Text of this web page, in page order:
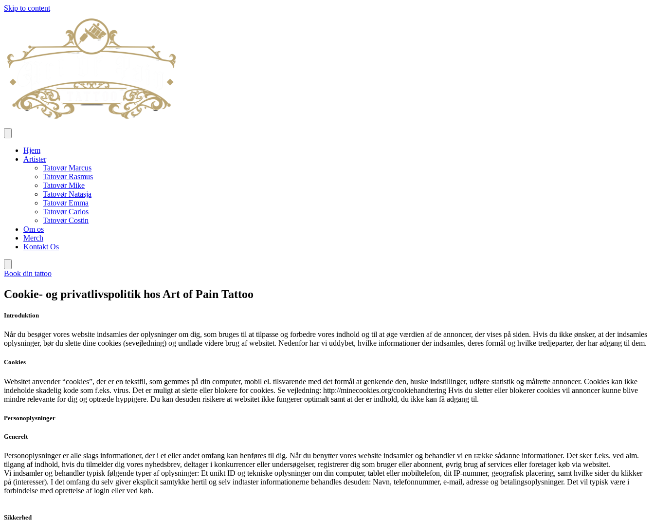
Skip to content
Hjem
Artister
Tatovør Marcus
Tatovør Rasmus
Tatovør Mike
Tatovør Natasja
Tatovør Emma
Tatovør Carlos
Tatovør Costin
Om os
Merch
Kontakt Os
Book din tattoo
Cookie- og privatlivspolitik hos Art of Pain Tattoo
Introduktion
Når du besøger vores website indsamles der oplysninger om dig, som bruges til at tilpasse og forbedre vores indhold og til at øge værdien af de annoncer, der vises på siden. Hvis du ikke ønsker, at der indsamles
oplysninger, bør du slette dine cookies (sevejledning) og undlade videre brug af websitet. Nedenfor har vi uddybet, hvilke informationer der indsamles, deres formål og hvilke tredjeparter, der har adgang til dem.
Cookies
Websitet anvender “cookies”, der er en tekstfil, som gemmes på din computer, mobil el. tilsvarende med det formål at genkende den, huske indstillinger, udføre statistik og målrette annoncer. Cookies kan ikke
indeholde skadelig kode som f.eks. virus. Det er muligt at slette eller blokere for cookies. Se vejledning: http://minecookies.org/cookiehandtering Hvis du sletter eller blokerer cookies vil annoncer kunne blive
mindre relevante for dig og optræde hyppigere. Du kan desuden risikere at websitet ikke fungerer optimalt samt at der er indhold, du ikke kan få adgang til.
Personoplysninger
Generelt
Personoplysninger er alle slags informationer, der i et eller andet omfang kan henføres til dig. Når du benytter vores website indsamler og behandler vi en række sådanne informationer. Det sker f.eks. ved alm.
tilgang af indhold, hvis du tilmelder dig vores nyhedsbrev, deltager i konkurrencer eller undersøgelser, registrerer dig som bruger eller abonnent, øvrig brug af services eller foretager køb via websitet.
Vi indsamler og behandler typisk følgende typer af oplysninger: Et unikt ID og tekniske oplysninger om din computer, tablet eller mobiltelefon, dit IP-nummer, geografisk placering, samt hvilke sider du klikker
på (interesser). I det omfang du selv giver eksplicit samtykke hertil og selv indtaster informationerne behandles desuden: Navn, telefonnummer, e-mail, adresse og betalingsoplysninger. Det vil typisk være i
forbindelse med oprettelse af login eller ved køb.
Sikkerhed